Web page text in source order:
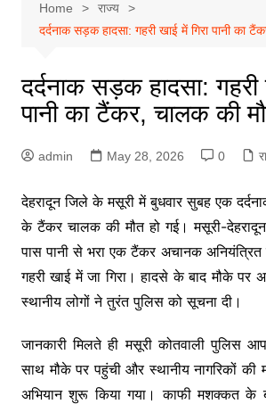
Home
राज्य
दर्दनाक सड़क हादसा: गहरी खाई में गिरा पानी का
दर्दनाक सड़क हादसा: गहरी
पानी का टैंकर, चालक की
admin May 28, 2026 0
देहरादून जिले के मसूरी में बुधवार सुबह एक
के टैंकर चालक की मौत हो गई। मसूरी-
पास पानी से भरा एक टैंकर अचानक अनियंत्रित
गहरी खाई में जा गिरा। हादसे के बाद मौके पर
स्थानीय लोगों ने तुरंत पुलिस को सूचना दी।
जानकारी मिलते ही मसूरी कोतवाली पुलिस
साथ मौके पर पहुंची और स्थानीय नागरिकों की
अभियान शुरू किया गया। काफी मशक्कत के